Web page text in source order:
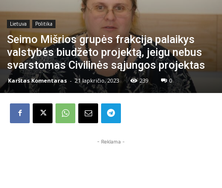
Lietuva Politika
Seimo Mišrios grupės frakcija palaikys
valstybės biudžeto projektą, jeigu nebus
svarstomas Civilinės sąjungos projektas
Karštas Komentaras - 21 lapkričio, 2023 239 0
- Reklama -